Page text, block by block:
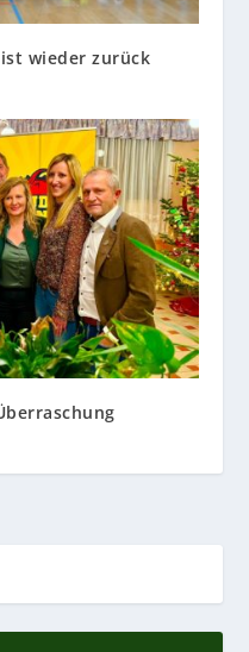
wieder zurück